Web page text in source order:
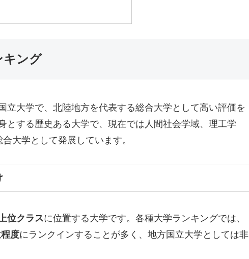
キング
立大学で、北陸地方を代表する総合大学として高い評価を
とする歴史ある大学で、現在では人間社会学域、理工学
大学として発展しています。
位クラスに位置する大学です。各種大学ランキングでは、
度にランクインすることが多く、地方国立大学としては非